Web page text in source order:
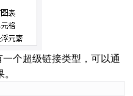
个超级链接类型，可以通